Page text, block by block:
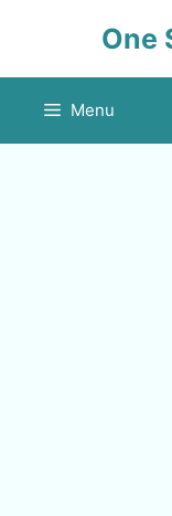
One
Menu